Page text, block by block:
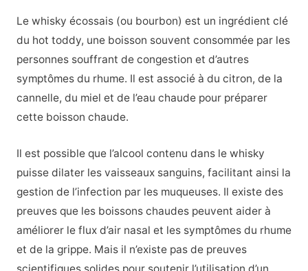
Le whisky écossais (ou bourbon) est un ingrédient clé
du hot toddy, une boisson souvent consommée par les
personnes souffrant de congestion et d’autres
symptômes du rhume. Il est associé à du citron, de la
cannelle, du miel et de l’eau chaude pour préparer
cette boisson chaude.
Il est possible que l’alcool contenu dans le whisky
puisse dilater les vaisseaux sanguins, facilitant ainsi la
gestion de l’infection par les muqueuses. Il existe des
preuves que les boissons chaudes peuvent aider à
améliorer le flux d’air nasal et les symptômes du rhume
et de la grippe. Mais il n’existe pas de preuves